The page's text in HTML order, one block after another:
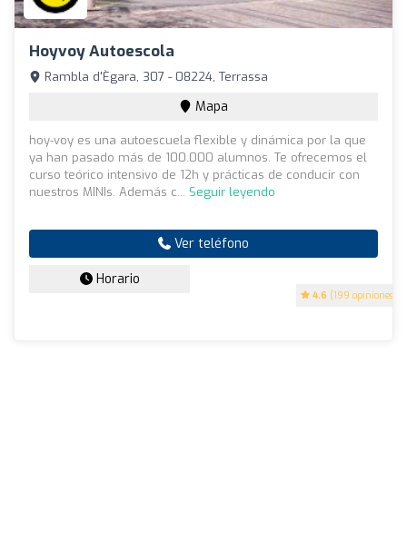
Hoyvoy Autoescola
4.6 (199 opiniones)
Rambla d'Ègara, 307 - 08224, Terrassa
Mapa
hoy-voy es una autoescuela flexible y dinámica por la que
ya han pasado más de 100.000 alumnos. Te ofrecemos el
curso teórico intensivo de 12h y prácticas de conducir con
nuestros MINIs. Además c... Seguir leyendo
Ver teléfono
Horario